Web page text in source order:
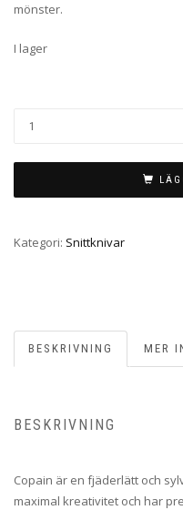
mönster.
I lager
Kategori: Snittknivar
BESKRIVNING MER
BESKRIVNING
Copain är en fjäderlätt och
maximal kreativitet och har